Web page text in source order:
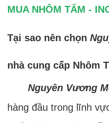
MUA NHÔM TẤM -
Tại sao nên chọn
nhà cung cấp Nhôm
Nguyên Vương
hàng đầu trong lĩnh